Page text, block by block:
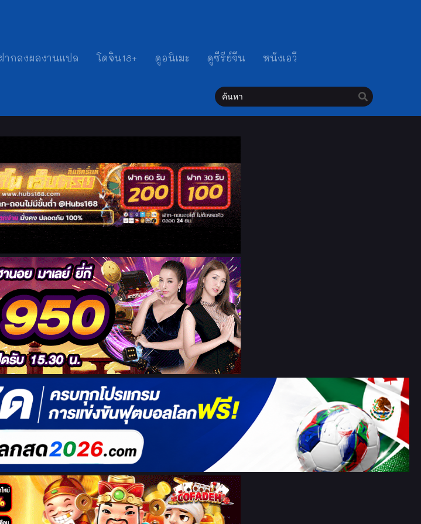
ากลงผลงานแปล โดจิน18+ ดูอนิเมะ ดูซีรีย์จีน หนังเอวี